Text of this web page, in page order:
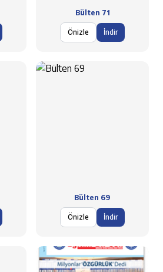
Bülten 71
Önizle İndir
Bülten 69
Önizle İndir